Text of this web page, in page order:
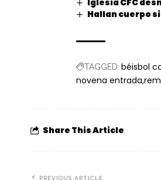
Iglesia CFC
Hallan cuerpo
TAGGED: béisbol
novena entrada
Share This Article
PREVIOUS ARTICLE